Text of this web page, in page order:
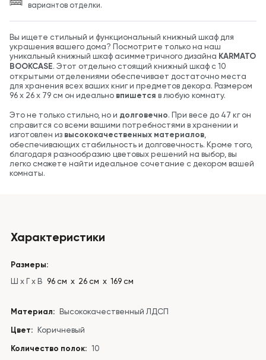
вариантов отделки.
Вы ищете стильный и функциональный книжный шкаф для
украшения вашего дома? Посмотрите только на наш
уникальный книжный шкаф асимметричного дизайна KARMATO
BOOKCASE. Этот отдельно стоящий книжный шкаф с 10
открытыми отделениями обеспечивает достаточно места
для хранения всех ваших книг и предметов декора. Размером
96 х 26 х 79 см он идеально впишется в любую комнату.
Это не только стильно, но и долговечно. При весе до 47 кг он
справится со всеми вашими потребностями в хранении и
изготовлен из высококачественных материалов
обеспечивающих стабильность и долговечность. Кроме того,
благодаря разнообразию цветовых решений на выбор, вы
легко сможете найти идеальное сочетание с декором вашей
комнаты.
Характеристики
Размеры:
Ш x Г x В 96 см х 26 см х 169 см
Материал: Высококачественный ЛДСП
Цвет: Коричневый
Количество полок: 10